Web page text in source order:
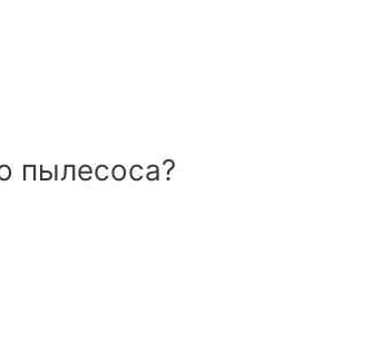
пылесоса?